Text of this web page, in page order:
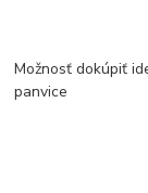
Možnosť dokúpiť
panvice